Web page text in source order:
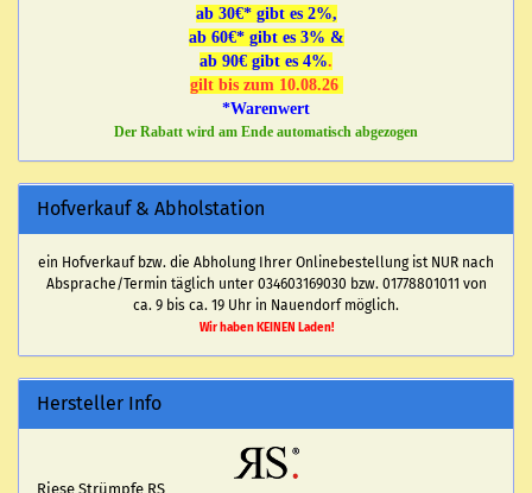
ab 30€* gibt es 2%,
ab 60€* gibt es 3% &
ab 90€ gibt es 4%.
gilt bis zum 10.08.26
*Warenwert
Der Rabatt wird am Ende automatisch abgezogen
Hofverkauf & Abholstation
ein Hofverkauf bzw. die Abholung Ihrer Onlinebestellung ist NUR nach
Absprache/Termin täglich unter 034603169030 bzw. 01778801011 von
ca. 9 bis ca. 19 Uhr in Nauendorf möglich.
Wir haben KEINEN Laden!
Hersteller Info
Riese Strümpfe RS